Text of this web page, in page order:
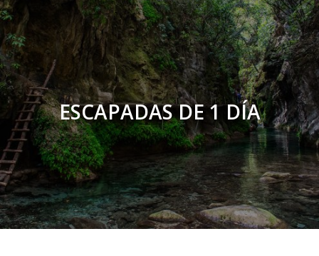
ESCAPADAS DE 1 DÍA